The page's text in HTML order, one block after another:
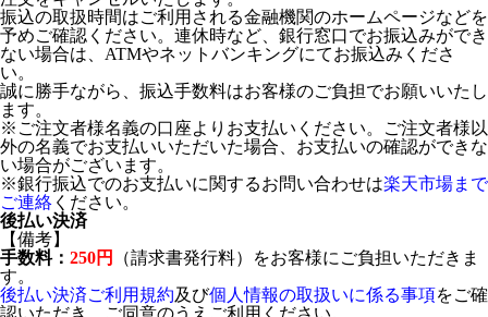
振込の取扱時間はご利用される金融機関のホームページなどを
予めご確認ください。連休時など、銀行窓口でお振込みができ
ない場合は、ATMやネットバンキングにてお振込みくださ
い。
誠に勝手ながら、振込手数料はお客様のご負担でお願いいたし
ます。
※ご注文者様名義の口座よりお支払いください。ご注文者様以
外の名義でお支払いいただいた場合、お支払いの確認ができな
い場合がございます。
※銀行振込でのお支払いに関するお問い合わせは楽天市場まで
ご連絡 ください。
後払い決済
【備考】
手数料： 250円
（請求書発行料）をお客様にご負担いただきま
す。
後払い決済ご利用規約及び個人情報の取扱いに係る事項をご確